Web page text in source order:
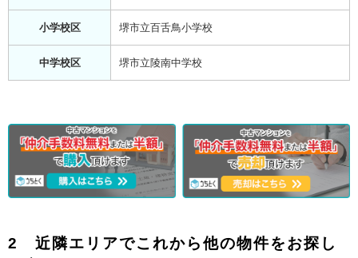
小学校区 堺市立百舌鳥小学校
中学校区 堺市立陵南中学校
2 近隣エリアでこれから他の物件をお探し